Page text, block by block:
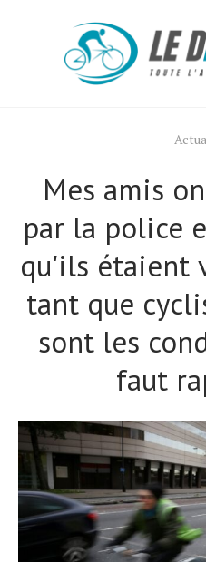
Mes amis
par la police
qu'ils étaient
tant que
sont les
faut